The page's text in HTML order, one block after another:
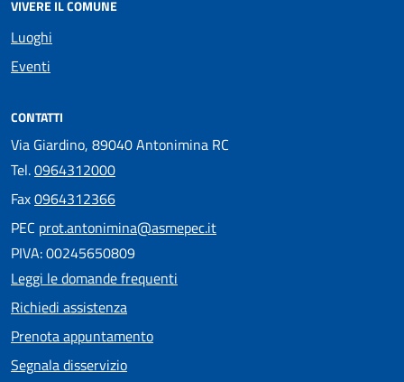
VIVERE IL COMUNE
Luoghi
Eventi
CONTATTI
Via Giardino, 89040 Antonimina RC
Tel.0964312000
Fax0964312366
PEC prot.antonimina@asmepec.it
PIVA: 00245650809
Leggi le domande frequenti
Richiedi assistenza
Prenota appuntamento
Segnala disservizio